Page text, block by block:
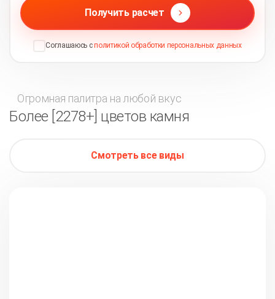
Получить расчет
Соглашаюсь сполитикой обработки персональных данных
Огромная палитра на любой вкус
Более [2278+] цветов камня
Смотреть все виды